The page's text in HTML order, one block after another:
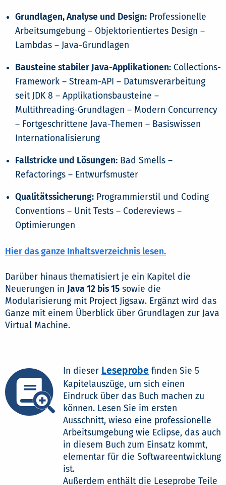
Grundlagen, Analyse und Design: Professionelle
Arbeitsumgebung – Objektorientiertes Design –
Lambdas – Java-Grundlagen
Bausteine stabiler Java-Applikationen: Collections-
Framework – Stream-API – Datumsverarbeitung
seit JDK 8 – Applikationsbausteine –
Multithreading-Grundlagen – Modern Concurrency
– Fortgeschrittene Java-Themen – Basiswissen
Internationalisierung
Fallstricke und Lösungen: Bad Smells –
Refactorings – Entwurfsmuster
Qualitätssicherung: Programmierstil und Coding
Conventions – Unit Tests – Codereviews –
Optimierungen
Hier das ganze Inhaltsverzeichnis lesen.
Darüber hinaus thematisiert je ein Kapitel die
Neuerungen in Java 12 bis 15 sowie die
Modularisierung mit Project Jigsaw. Ergänzt wird das
Ganze mit einem Überblick über Grundlagen zur Java
Virtual Machine.
In dieser Leseprobe finden Sie 5
Kapitelauszüge, um sich einen
Eindruck über das Buch machen zu
können. Lesen Sie im ersten
Ausschnitt, wieso eine professionelle
Arbeitsumgebung wie Eclipse, das auch
in diesem Buch zum Einsatz kommt,
elementar für die Softwareentwicklung
ist.
Außerdem enthält die Leseprobe Teile